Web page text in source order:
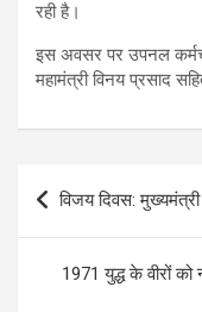
रही है।
इस अवसर पर उपनल
महामंत्री विनय प्रसाद
Post
navigation
विजय दिवस: मुख्यमंत्री
1971 युद्ध के वीरों